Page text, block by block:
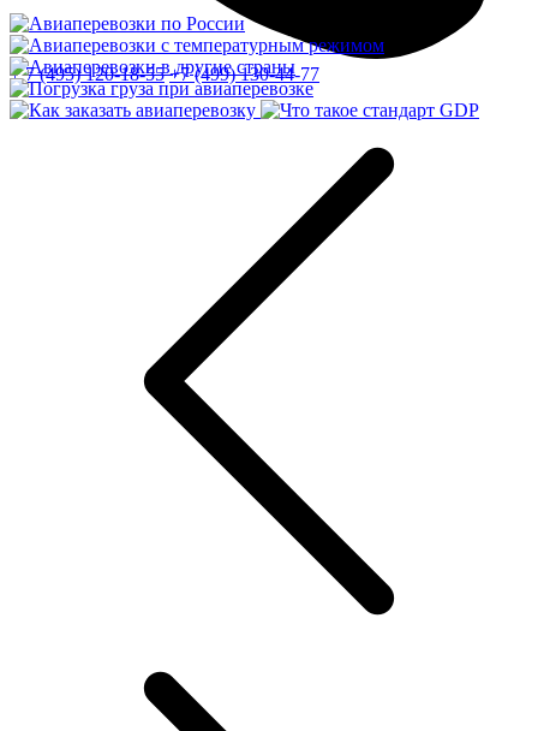
+ 7 (495) 120-18-55 +7 (499) 130-44-77